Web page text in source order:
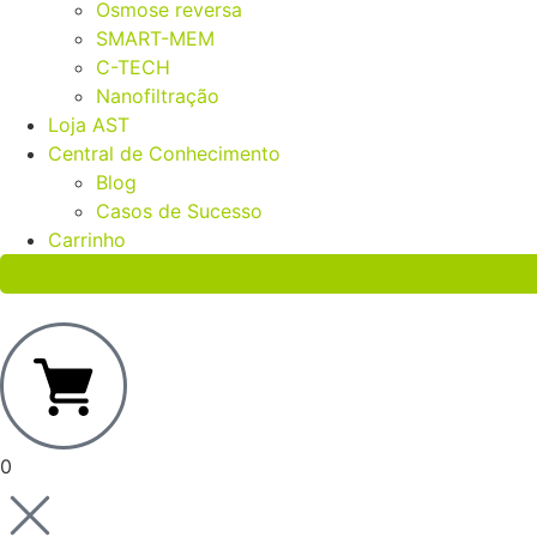
Osmose reversa
SMART-MEM
C-TECH
Nanofiltração
Loja AST
Central de Conhecimento
Blog
Casos de Sucesso
Carrinho
0